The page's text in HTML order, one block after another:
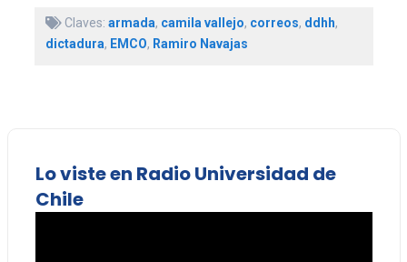
Claves: armada, camila vallejo, correos, ddhh,
dictadura, EMCO, Ramiro Navajas
Lo viste en Radio Universidad de
Chile